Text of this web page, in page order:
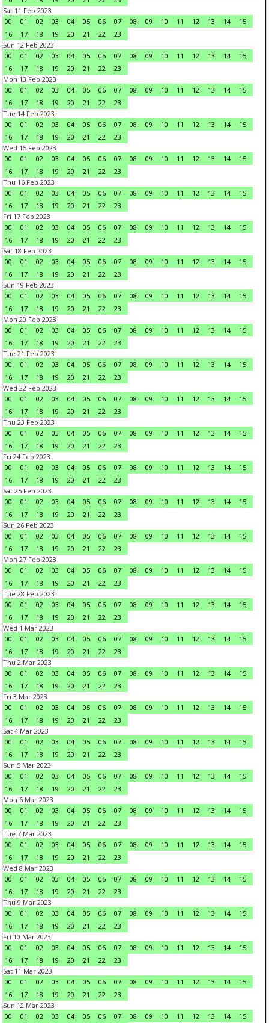
Sat 11 Feb 2023
00
01 02 03 04 05 06 07 08 09 10 11 12 13 14
15
16
17 18 19 20 21 22
23
Sun 12 Feb 2023
00
01 02 03 04 05 06 07 08 09 10 11 12 13 14
15
16
17 18 19 20 21 22
23
Mon 13 Feb 2023
00
01 02 03 04 05 06 07 08 09 10 11 12 13 14
15
16
17 18 19 20 21 22
23
Tue 14 Feb 2023
00
01 02 03 04 05 06 07 08 09 10 11 12 13 14
15
16
17 18 19 20 21 22
23
Wed 15 Feb 2023
00
01 02 03 04 05 06 07 08 09 10 11 12 13 14
15
16
17 18 19 20 21 22
23
Thu 16 Feb 2023
00
01 02 03 04 05 06 07 08 09 10 11 12 13 14
15
16
17 18 19 20 21 22
23
Fri 17 Feb 2023
00
01 02 03 04 05 06 07 08 09 10 11 12 13 14
15
16
17 18 19 20 21 22
23
Sat 18 Feb 2023
00
01 02 03 04 05 06 07 08 09 10 11 12 13 14
15
16
17 18 19 20 21 22
23
Sun 19 Feb 2023
00
01 02 03 04 05 06 07 08 09 10 11 12 13 14
15
16
17 18 19 20 21 22
23
Mon 20 Feb 2023
00
01 02 03 04 05 06 07 08 09 10 11 12 13 14
15
16
17 18 19 20 21 22
23
Tue 21 Feb 2023
00
01 02 03 04 05 06 07 08 09 10 11 12 13 14
15
16
17 18 19 20 21 22
23
Wed 22 Feb 2023
00
01 02 03 04 05 06 07 08 09 10 11 12 13 14
15
16
17 18 19 20 21 22
23
Thu 23 Feb 2023
00
01 02 03 04 05 06 07 08 09 10 11 12 13 14
15
16
17 18 19 20 21 22
23
Fri 24 Feb 2023
00
01 02 03 04 05 06 07 08 09 10 11 12 13 14
15
16
17 18 19 20 21 22
23
Sat 25 Feb 2023
00
01 02 03 04 05 06 07 08 09 10 11 12 13 14
15
16
17 18 19 20 21 22
23
Sun 26 Feb 2023
00
01 02 03 04 05 06 07 08 09 10 11 12 13 14
15
16
17 18 19 20 21 22
23
Mon 27 Feb 2023
00
01 02 03 04 05 06 07 08 09 10 11 12 13 14
15
16
17 18 19 20 21 22
23
Tue 28 Feb 2023
00
01 02 03 04 05 06 07 08 09 10 11 12 13 14
15
16
17 18 19 20 21 22
23
Wed 1 Mar 2023
00
01 02 03 04 05 06 07 08 09 10 11 12 13 14
15
16
17 18 19 20 21 22
23
Thu 2 Mar 2023
00
01 02 03 04 05 06 07 08 09 10 11 12 13 14
15
16
17 18 19 20 21 22
23
Fri 3 Mar 2023
00
01 02 03 04 05 06 07 08 09 10 11 12 13 14
15
16
17 18 19 20 21 22
23
Sat 4 Mar 2023
00
01 02 03 04 05 06 07 08 09 10 11 12 13 14
15
16
17 18 19 20 21 22
23
Sun 5 Mar 2023
00
01 02 03 04 05 06 07 08 09 10 11 12 13 14
15
16
17 18 19 20 21 22
23
Mon 6 Mar 2023
00
01 02 03 04 05 06 07 08 09 10 11 12 13 14
15
16
17 18 19 20 21 22
23
Tue 7 Mar 2023
00
01 02 03 04 05 06 07 08 09 10 11 12 13 14
15
16
17 18 19 20 21 22
23
Wed 8 Mar 2023
00
01 02 03 04 05 06 07 08 09 10 11 12 13 14
15
16
17 18 19 20 21 22
23
Thu 9 Mar 2023
00
01 02 03 04 05 06 07 08 09 10 11 12 13 14
15
16
17 18 19 20 21 22
23
Fri 10 Mar 2023
00
01 02 03 04 05 06 07 08 09 10 11 12 13 14
15
16
17 18 19 20 21 22
23
Sat 11 Mar 2023
00
01 02 03 04 05 06 07 08 09 10 11 12 13 14
15
16
17 18 19 20 21 22
23
Sun 12 Mar 2023
00
01 02 03 04 05 06 07 08 09 10 11 12 13 14 15